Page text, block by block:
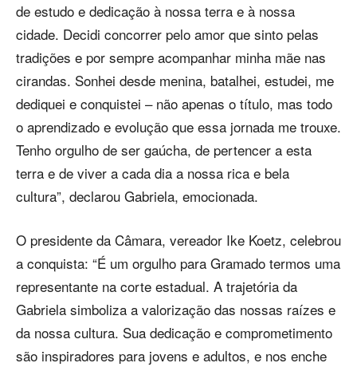
de estudo e dedicação à nossa terra e à nossa
cidade. Decidi concorrer pelo amor que sinto pelas
tradições e por sempre acompanhar minha mãe nas
cirandas. Sonhei desde menina, batalhei, estudei, me
dediquei e conquistei – não apenas o título, mas todo
o aprendizado e evolução que essa jornada me trouxe.
Tenho orgulho de ser gaúcha, de pertencer a esta
terra e de viver a cada dia a nossa rica e bela
cultura”, declarou Gabriela, emocionada.
O presidente da Câmara, vereador Ike Koetz, celebrou
a conquista: “É um orgulho para Gramado termos uma
representante na corte estadual. A trajetória da
Gabriela simboliza a valorização das nossas raízes e
da nossa cultura. Sua dedicação e comprometimento
são inspiradores para jovens e adultos, e nos enche